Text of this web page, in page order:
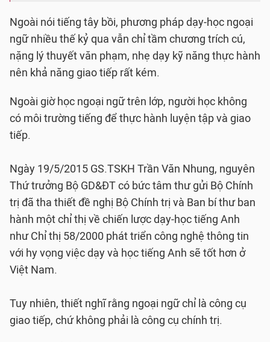
Ngoài nói tiếng tây bồi, phương pháp dạy-học ngoại
ngữ nhiều thế kỷ qua vẫn chỉ tầm chương trích cú,
nặng lý thuyết văn phạm, nhẹ dạy kỹ năng thực hành
nên khả năng giao tiếp rất kém.
Ngoài giờ học ngoại ngữ trên lớp, người học không
có môi trường tiếng để thực hành luyện tập và giao
tiếp.
Ngày 19/5/2015 GS.TSKH Trần Văn Nhung, nguyên
Thứ trưởng Bộ GD&ĐT có bức tâm thư gửi Bộ Chính
trị đã tha thiết đề nghị Bộ Chính trị và Ban bí thư ban
hành một chỉ thị về chiến lược dạy-học tiếng Anh
như Chỉ thị 58/2000 phát triển công nghệ thông tin
với hy vọng việc dạy và học tiếng Anh sẽ tốt hơn ở
Việt Nam.
Tuy nhiên, thiết nghĩ rằng ngoại ngữ chỉ là công cụ
giao tiếp, chứ không phải là công cụ chính trị.